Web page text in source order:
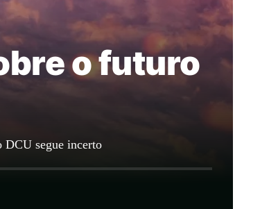
o futuro
DCU segue incerto